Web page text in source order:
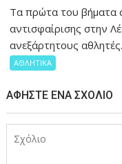
Τα πρώτα του βήματα
αντισφαίρισης στην
ανεξάρτητους
ΑΘΛΗΤΙΚΑ
ΑΦΉΣΤΕ ΈΝΑ ΣΧΌΛΙΟ